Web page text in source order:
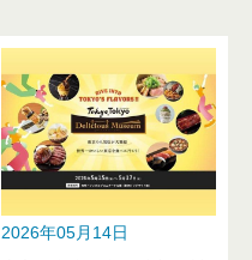
2026年05月14日